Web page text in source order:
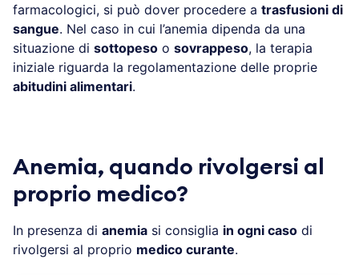
farmacologici, si può dover procedere a trasfusioni di
sangue. Nel caso in cui l’anemia dipenda da una
situazione di sottopeso o sovrappeso, la terapia
iniziale riguarda la regolamentazione delle proprie
abitudini alimentari.
Anemia, quando rivolgersi al
proprio medico?
In presenza di anemia si consiglia in ogni caso di
rivolgersi al proprio medico curante.